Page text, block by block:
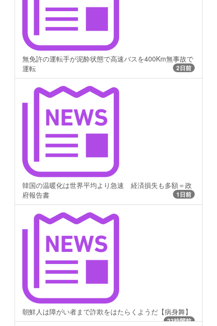
無免許の運転手が泥酔状態で高速バスを400Km無事故で
運転
2日前
韓国の温暖化は世界平均より急速 経済損失も多額＝政
府報告書
1日前
朝鮮人は障がい者まで詐欺をはたらくようだ【病身舞】
23時間前